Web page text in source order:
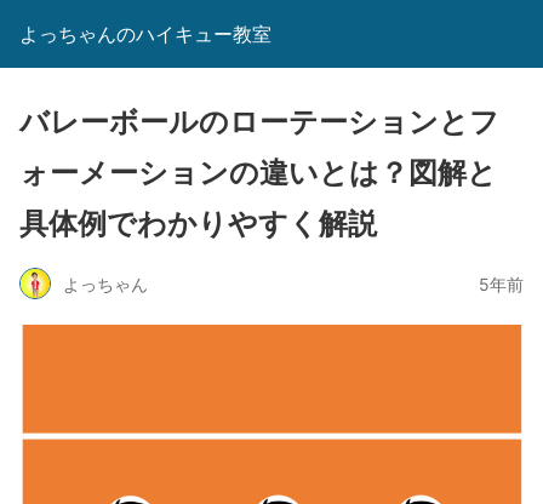
よっちゃんのハイキュー教室
バレーボールのローテーションとフ
ォーメーションの違いとは？図解と
具体例でわかりやすく解説
よっちゃん 5年前